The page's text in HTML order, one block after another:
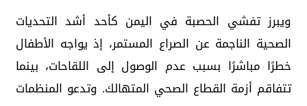
ويبرز تفشي الحصبة في اليمن كأحد أشد التحديات
الصحية الناجمة عن الصراع المستمر، إذ يواجه الأطفال
خطرًا مباشرًا بسبب عدم الوصول إلى اللقاحات، بينما
تتفاقم أزمة القطاع الصحي المتهالك. وتدعو المنظمات